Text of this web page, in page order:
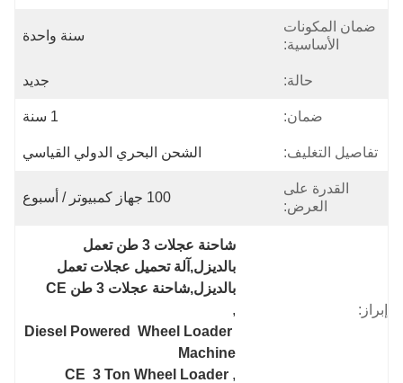
ضمان المكونات
الأساسية:
سنة واحدة
حالة: جديد
ضمان: 1 سنة
تفاصيل التغليف: الشحن البحري الدولي القياسي
القدرة على
العرض:
100 جهاز كمبيوتر / أسبوع
إبراز:
شاحنة عجلات 3 طن تعمل
بالديزل,آلة تحميل عجلات تعمل
بالديزل,شاحنة عجلات 3 طن CE
,
Diesel Powered  Wheel Loader
Machine
,
CE  3 Ton Wheel Loader